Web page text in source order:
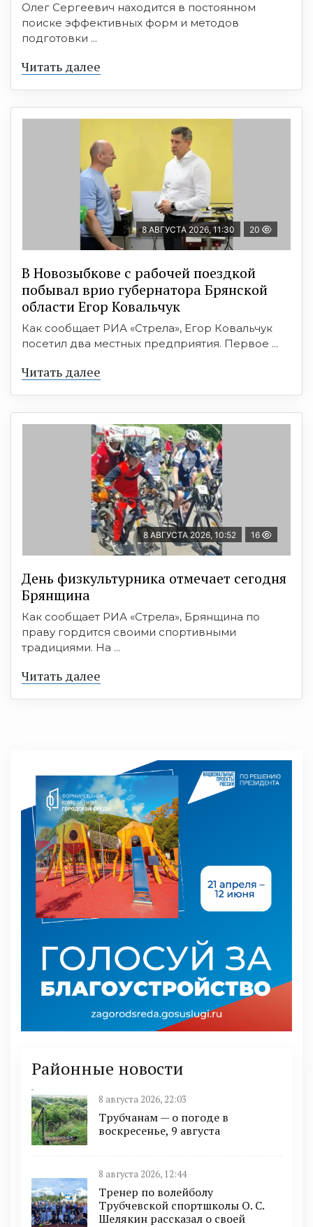
Олег Сергеевич находится в постоянном
поиске эффективных форм и методов
подготовки ...
Читать далее
8 АВГУСТА 2026, 11:30 20
В Новозыбкове с рабочей поездкой
побывал врио губернатора Брянской
области Егор Ковальчук
Как сообщает РИА «Стрела», Егор Ковальчук
посетил два местных предприятия. Первое ...
Читать далее
8 АВГУСТА 2026, 10:52 16
День физкультурника отмечает сегодня
Брянщина
Как сообщает РИА «Стрела», Брянщина по
праву гордится своими спортивными
традициями. На ...
Читать далее
Районные новости
8 августа 2026, 22:03
Трубчанам — о погоде в
воскресенье, 9 августа
8 августа 2026, 12:44
Тренер по волейболу
Трубчевской спортшколы О. С.
Шелякин рассказал о своей